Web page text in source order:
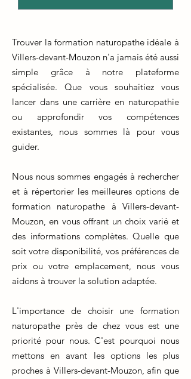
Trouver la formation naturopathe idéale à
Villers-devant-Mouzon n'a jamais été aussi
simple grâce à notre plateforme
spécialisée. Que vous souhaitiez vous
lancer dans une carrière en naturopathie
ou approfondir vos compétences
existantes, nous sommes là pour vous
guider.
Nous nous sommes engagés à rechercher
et à répertorier les meilleures options de
formation naturopathe à Villers-devant-
Mouzon, en vous offrant un choix varié et
des informations complètes. Quelle que
soit votre disponibilité, vos préférences de
prix ou votre emplacement, nous vous
aidons à trouver la solution adaptée.
L'importance de choisir une formation
naturopathe près de chez vous est une
priorité pour nous. C'est pourquoi nous
mettons en avant les options les plus
proches à Villers-devant-Mouzon, afin que